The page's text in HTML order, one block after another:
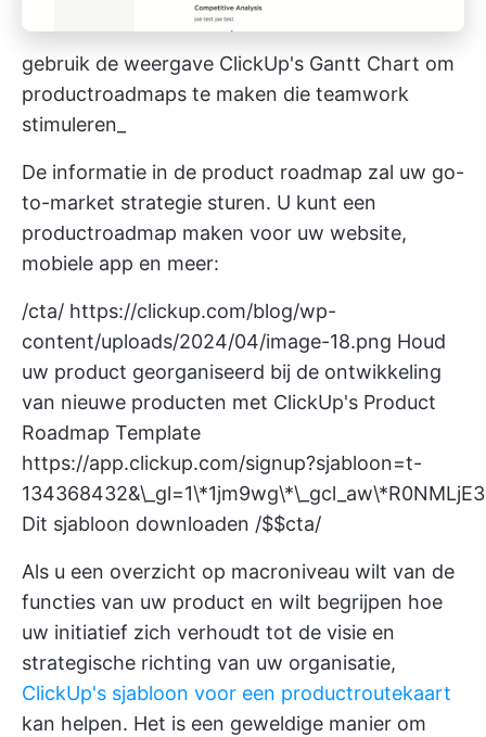
gebruik de weergave ClickUp's Gantt Chart om
productroadmaps te maken die teamwork
stimuleren_
De informatie in de product roadmap zal uw go-
to-market strategie sturen. U kunt een
productroadmap maken voor uw website,
mobiele app en meer:
/cta/ https://clickup.com/blog/wp-
content/uploads/2024/04/image-18.png Houd
uw product georganiseerd bij de ontwikkeling
van nieuwe producten met ClickUp's Product
Roadmap Template
https://app.clickup.com/signup?sjabloon=t-
Dit sjabloon downloaden /$$cta/
Als u een overzicht op macroniveau wilt van de
functies van uw product en wilt begrijpen hoe
uw initiatief zich verhoudt tot de visie en
strategische richting van uw organisatie,
ClickUp's sjabloon voor een productroutekaart
kan helpen. Het is een geweldige manier om